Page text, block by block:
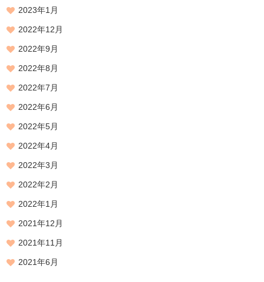
2023年1月
2022年12月
2022年9月
2022年8月
2022年7月
2022年6月
2022年5月
2022年4月
2022年3月
2022年2月
2022年1月
2021年12月
2021年11月
2021年6月